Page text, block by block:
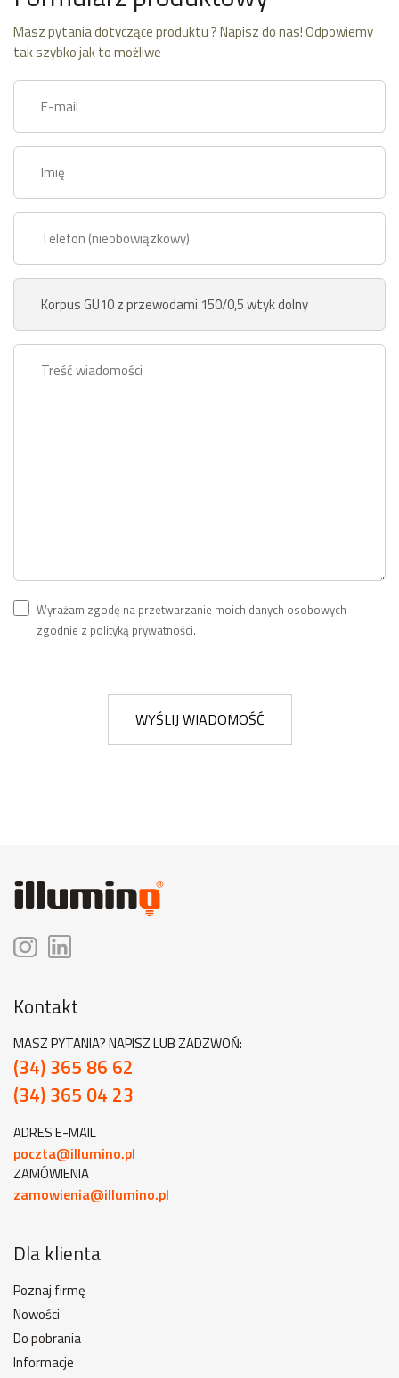
Masz pytania dotyczące produktu ? Napisz do nas! Odpowiemy
tak szybko jak to możliwe
Wyrażam zgodę na przetwarzanie moich danych osobowych
zgodnie z polityką prywatności.
WYŚLIJ WIADOMOŚĆ
Kontakt
MASZ PYTANIA? NAPISZ LUB ZADZWOŃ:
(34) 365 86 62
(34) 365 04 23
ADRES E-MAIL
poczta@illumino.pl
ZAMÓWIENIA
zamowienia@illumino.pl
Dla klienta
Poznaj firmę
Nowości
Do pobrania
Informacje